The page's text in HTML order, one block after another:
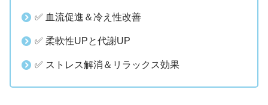
✅ 血流促進＆冷え性改善
✅ 柔軟性UPと代謝UP
✅ ストレス解消＆リラックス効果